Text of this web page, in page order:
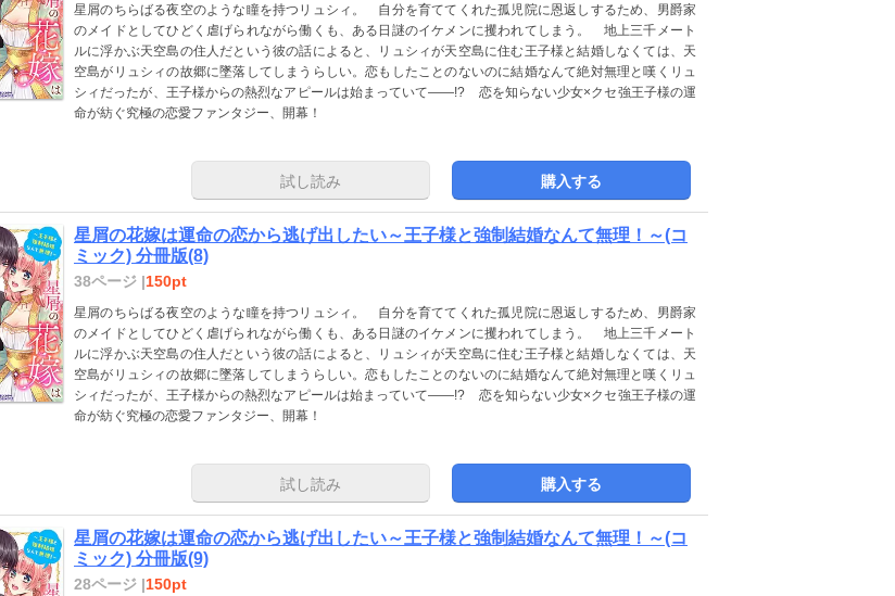
星屑のちらばる夜空のような瞳を持つリュシィ。 自分を育ててくれた孤児院に恩返しするため、男爵家
のメイドとしてひどく虐げられながら働くも、ある日謎のイケメンに攫われてしまう。 地上三千メート
ルに浮かぶ天空島の住人だという彼の話によると、リュシィが天空島に住む王子様と結婚しなくては、天
空島がリュシィの故郷に墜落してしまうらしい。恋もしたことのないのに結婚なんて絶対無理と嘆くリュ
シィだったが、王子様からの熱烈なアピールは始まっていて――!? 恋を知らない少女×クセ強王子様の運
命が紡ぐ究極の恋愛ファンタジー、開幕！
試し読み 購入する
星屑の花嫁は運命の恋から逃げ出したい～王子様と強制結婚なんて無理！～(コ
ミック) 分冊版(8)
38ページ |150pt
星屑のちらばる夜空のような瞳を持つリュシィ。 自分を育ててくれた孤児院に恩返しするため、男爵家
のメイドとしてひどく虐げられながら働くも、ある日謎のイケメンに攫われてしまう。 地上三千メート
ルに浮かぶ天空島の住人だという彼の話によると、リュシィが天空島に住む王子様と結婚しなくては、天
空島がリュシィの故郷に墜落してしまうらしい。恋もしたことのないのに結婚なんて絶対無理と嘆くリュ
シィだったが、王子様からの熱烈なアピールは始まっていて――!? 恋を知らない少女×クセ強王子様の運
命が紡ぐ究極の恋愛ファンタジー、開幕！
試し読み 購入する
星屑の花嫁は運命の恋から逃げ出したい～王子様と強制結婚なんて無理！～(コ
ミック) 分冊版(9)
28ページ |150pt